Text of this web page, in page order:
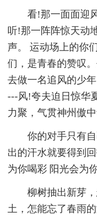
看!那一面面迎
听!那一阵阵惊天动
声。 运动场上的你
们，是青春的赞叹
去做一名追风的少
---风!夸夫迫日惊华
力聚，气贯神州傲中
你的对手只有
出的汗水就要得到
为你喝彩 阳光会为
柳树抽出新芽
土，怎能忘了春雨